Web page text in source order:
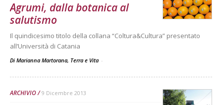
Agrumi, dalla botanica al
salutismo
Il quindicesimo titolo della collana “Coltura&Cultura” presentato
all’Università di Catania
Di Marianna Martorana, Terra e Vita -
ARCHIVIO 9 Dicembre 2013